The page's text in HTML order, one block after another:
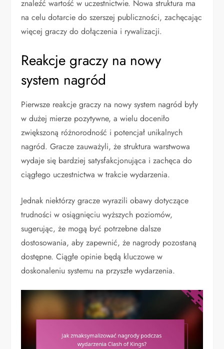
znaleźć wartość w uczestnictwie. Nowa struktura ma
na celu dotarcie do szerszej publiczności, zachęcając
więcej graczy do dołączenia i rywalizacji.
Reakcje graczy na nowy
system nagród
Pierwsze reakcje graczy na nowy system nagród były
w dużej mierze pozytywne, a wielu doceniło
zwiększoną różnorodność i potencjał unikalnych
nagród. Gracze zauważyli, że struktura warstwowa
wydaje się bardziej satysfakcjonująca i zachęca do
ciągłego uczestnictwa w trakcie wydarzenia.
Jednak niektórzy gracze wyrazili obawy dotyczące
trudności w osiągnięciu wyższych poziomów,
sugerując, że mogą być potrzebne dalsze
dostosowania, aby zapewnić, że nagrody pozostaną
dostępne. Ciągłe opinie będą kluczowe w
doskonaleniu systemu na przyszłe wydarzenia.